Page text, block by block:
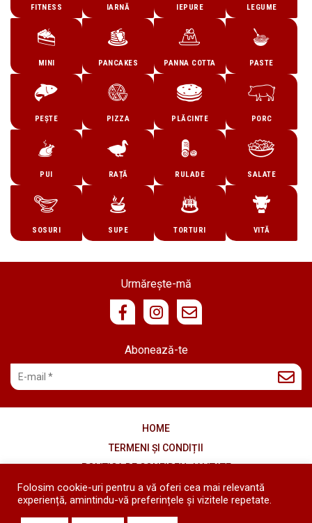
FITNESS IARNĂ IEPURE LEGUME
MINI PANCAKES PANNA COTTA PASTE
PEȘTE PIZZA PLĂCINTE PORC
PUI RAȚĂ RULADE SALATE
SOSURI SUPE TORTURI VITĂ
Abonează-te
Urmărește-mă
HOME
TERMENI ȘI CONDIȚII
POLITICA DE CONFIDENȚIALITATE
COOKIES
Folosim cookie-uri pentru a vă oferi cea mai relevantă
experiență, amintindu-vă preferințele și vizitele repetate.